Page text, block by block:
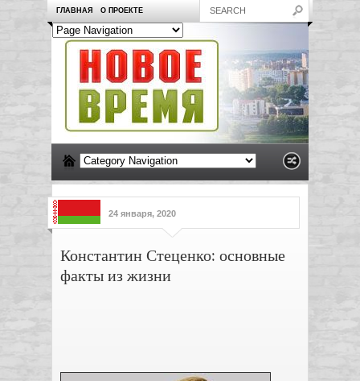
ГЛАВНАЯ О ПРОЕКТЕ
24 января, 2020
Константин Стеценко: основные
факты из жизни